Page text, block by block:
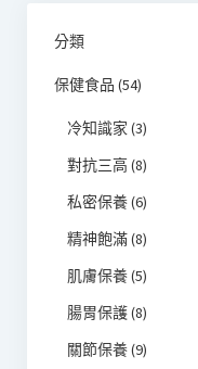
分類
保健食品 (54)
冷知識家 (3)
對抗三高(8)
私密保養(6)
精神飽滿(8)
肌膚保養(5)
腸胃保護(8)
關節保養(9)